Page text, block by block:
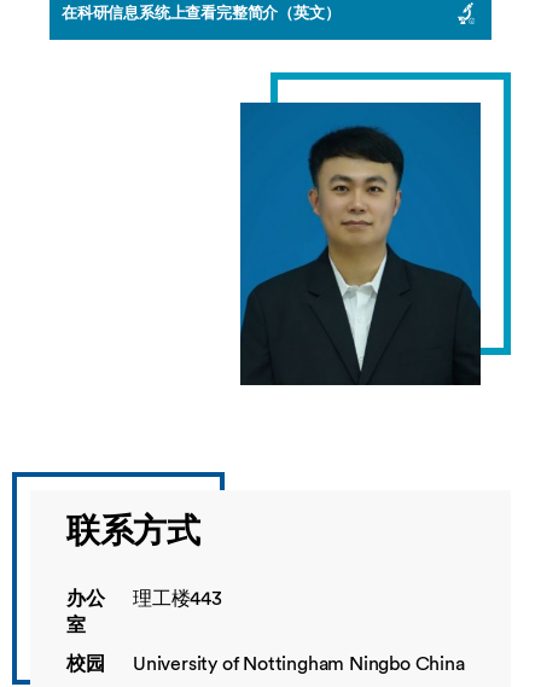
在科研信息系统上查看完整简介（英文）
联系方式
办公
室
理工楼443
校园
University of Nottingham Ningbo China